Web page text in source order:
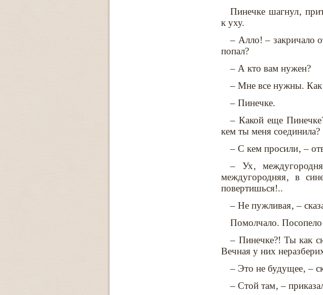
Пинечке шагнул‚
к уху.
– Алло! – закричало
попал?
– А кто вам нужен?
– Мне все нужны. Как
– Пинечке.
– Какой еще
кем ты меня соединила?
– С кем просили‚ –
– Ух‚
междугородняя‚ в
повертишься!..
– Не пужливая‚ –
Помолчало. Посопело
– Пинечке?! Ты как
Вечная у них
– Это не будущее‚ –
– Стой там‚ –